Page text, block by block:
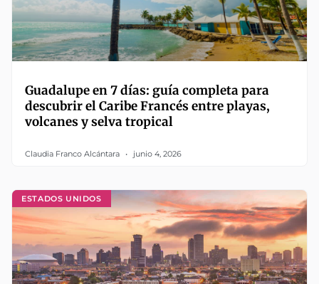
Guadalupe en 7 días: guía completa para
descubrir el Caribe Francés entre playas,
volcanes y selva tropical
Claudia Franco Alcántara junio 4, 2026
ESTADOS UNIDOS